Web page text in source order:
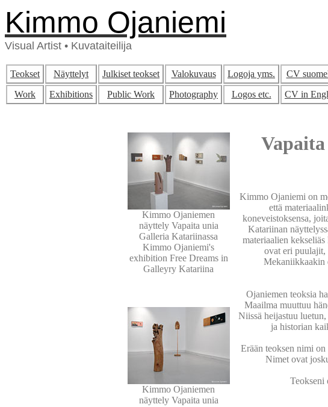
Kimmo Ojaniemi
Visual Artist • Kuvataiteilija
Teokset Näyttelyt Julkiset teokset Valokuvaus Logoja yms. CV
Work
Exhibitions Public Work Photography Logos etc. CV in
Kimmo Ojaniemen
näyttely Vapaita unia
Galleria Katariinassa
Kimmo Ojaniemi's
exhibition Free Dreams in
Galleyry Katariina
Kimmo Ojaniemen
näyttely Vapaita unia
Kimmo Ojaniemi on
että
koneveistoksensa,
Katariinan
materiaalien
ovat eri puulajit,
Mekaniikkaakin
Ojaniemen teoksia
Maailma muuttuu
Niissä heijastuu
ja historian
Erään teoksen nimi
Nimet ovat
Teokseni